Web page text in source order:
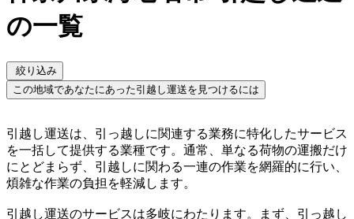
の一覧
絞り込み
この地域であなたにあった引越し運送を見つけるには
引越し運送は、引っ越しに関連する業務に特化したサービス
を一括して提供する業種です。通常、単なる荷物の運搬だけ
にとどまらず、引越しに関わる一連の作業を網羅的に行い、
煩雑な作業の負担を軽減します。
引越し運送のサービスは多岐にわたります。まず、引っ越し